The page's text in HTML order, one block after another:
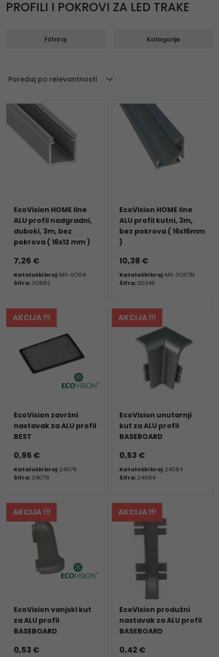
PROFILI I POKROVI ZA LED TRAKE
Filtriraj Kategorije
Poredaj po relevantnosti
EcoVision HOME line
ALU profil nadgradni,
duboki, 3m, bez
pokrova ( 16x12 mm )
7,26 €
Kataloški broj:MX-SO04
Šifra:30882
EcoVision HOME line
ALU profil kutni, 3m,
bez pokrova ( 16x16mm
)
10,38 €
Kataloški broj:MX-SO07N
Šifra:30345
AKCIJA !!!
EcoVision završni
nastavak za ALU profil
BEST
0,95 €
Kataloški broj:24079
Šifra:24079
AKCIJA !!!
EcoVision unutarnji
kut za ALU profil
BASEBOARD
0,53 €
Kataloški broj:24084
Šifra:24084
AKCIJA !!!
EcoVision vanjski kut
za ALU profil
BASEBOARD
0,53 €
AKCIJA !!!
EcoVision produžni
nastavak za ALU profil
BASEBOARD
0,42 €